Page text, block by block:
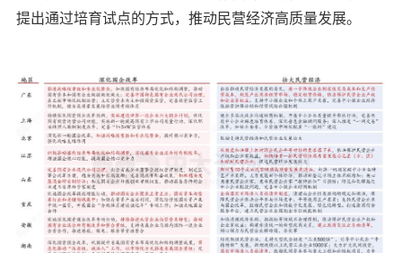
提出通过培育试点的方式，推动民营经济高质量发展。